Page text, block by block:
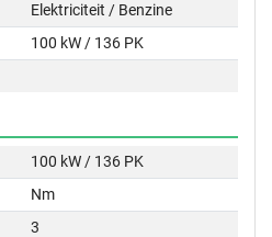
Elektriciteit / Benzine
100 kW / 136 PK
100 kW / 136 PK
Nm
3